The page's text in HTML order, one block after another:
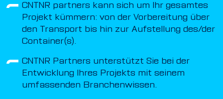
CNTNR partners kann sich um Ihr gesamtes
Projekt kümmern: von der Vorbereitung über
den Transport bis hin zur Aufstellung des/der
Container(s).
CNTNR Partners unterstützt Sie bei der
Entwicklung Ihres Projekts mit seinem
umfassenden Branchenwissen.